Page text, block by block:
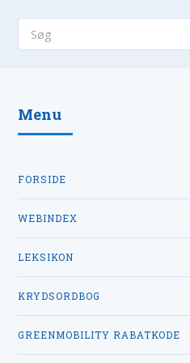
Menu
FORSIDE
WEBINDEX
LEKSIKON
KRYDSORDBOG
GREENMOBILITY RABATKODE